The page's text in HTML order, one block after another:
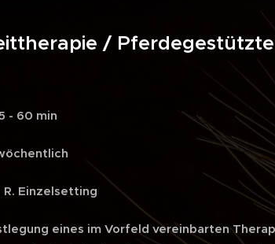
/
- 60 min
R. Einzelsetting
eines im Vorfeld vereinbarten